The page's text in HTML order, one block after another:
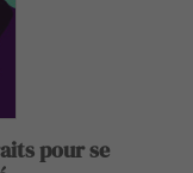
pour se